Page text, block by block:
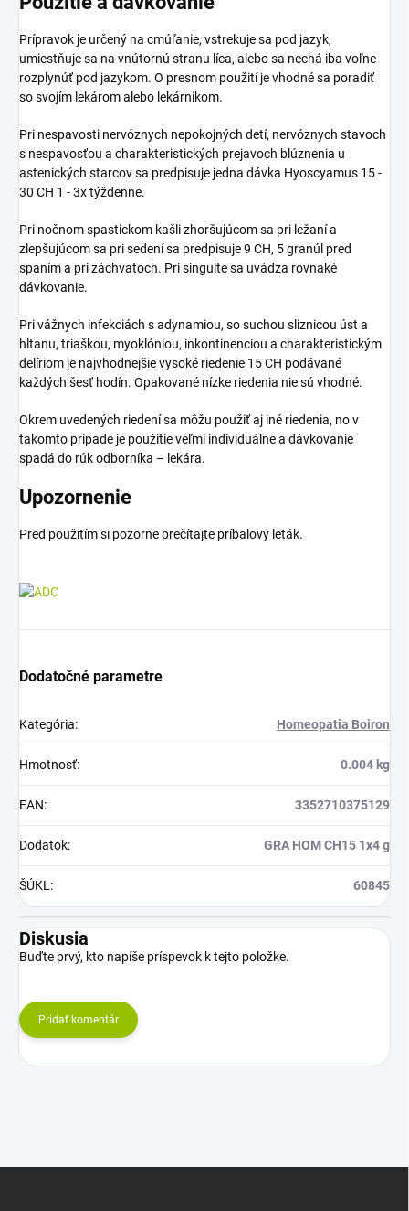
Prípravok je určený na cmúľanie, vstrekuje sa pod jazyk,
umiestňuje sa na vnútornú stranu líca, alebo sa nechá iba voľne
rozplynúť pod jazykom. O presnom použití je vhodné sa poradiť
so svojím lekárom alebo lekárnikom.
Pri nespavosti nervóznych nepokojných detí, nervóznych stavoch
s nespavosťou a charakteristických prejavoch blúznenia u
astenických starcov sa predpisuje jedna dávka Hyoscyamus 15 -
30 CH 1 - 3x týždenne.
Pri nočnom spastickom kašli zhoršujúcom sa pri ležaní a
zlepšujúcom sa pri sedení sa predpisuje 9 CH, 5 granúl pred
spaním a pri záchvatoch. Pri singulte sa uvádza rovnaké
dávkovanie.
Pri vážnych infekciách s adynamiou, so suchou sliznicou úst a
hltanu, triaškou, myoklóniou, inkontinenciou a charakteristickým
delíriom je najvhodnejšie vysoké riedenie 15 CH podávané
každých šesť hodín. Opakované nízke riedenia nie sú vhodné.
Okrem uvedených riedení sa môžu použiť aj iné riedenia, no v
takomto prípade je použitie veľmi individuálne a dávkovanie
spadá do rúk odborníka – lekára.
Upozornenie
Pred použitím si pozorne prečítajte príbalový leták.
Dodatočné parametre
Kategória: Homeopatia Boiron
Hmotnosť: 0.004 kg
EAN: 3352710375129
Dodatok: GRA HOM CH15 1x4 g
ŠÚKL : 60845
Diskusia
Buďte prvý, kto napíše príspevok k tejto položke.
Pridať komentár